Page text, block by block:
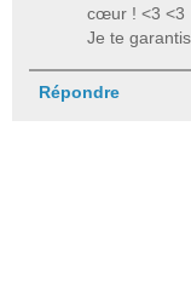
cœur ! <3 <3
Je te
Répondre